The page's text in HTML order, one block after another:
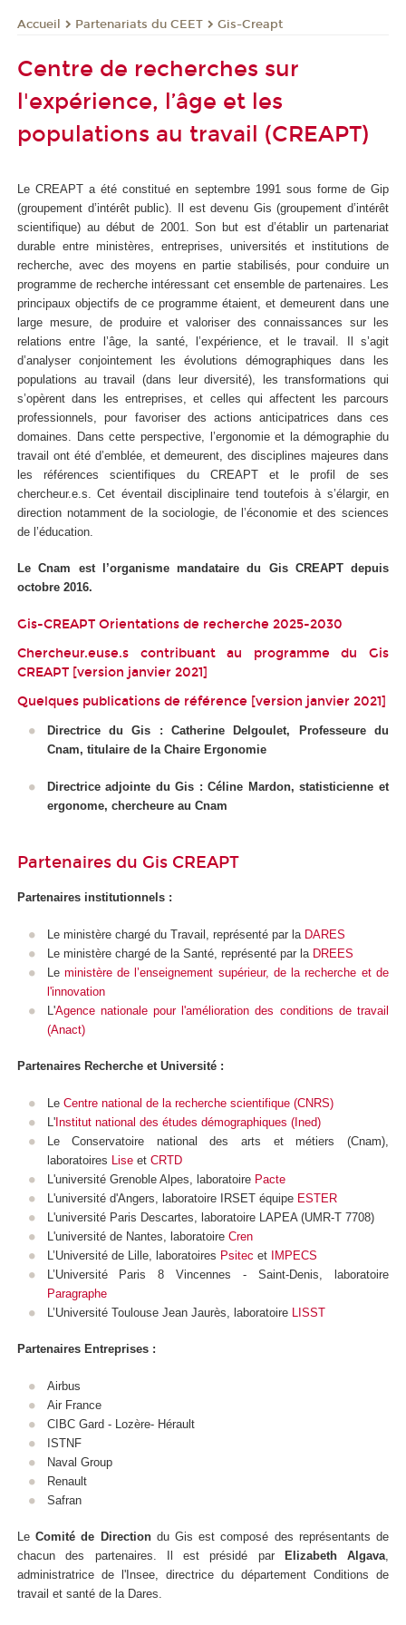
Accueil Partenariats du CEET Gis-Creapt
Centre de recherches sur
l'expérience, l’âge et les
populations au travail (CREAPT)
Le CREAPT a été constitué en septembre 1991 sous forme de Gip
(groupement d’intérêt public). Il est devenu Gis (groupement d’intérêt
scientifique) au début de 2001. Son but est d’établir un partenariat
durable entre ministères, entreprises, universités et institutions de
recherche, avec des moyens en partie stabilisés, pour conduire un
programme de recherche intéressant cet ensemble de partenaires. Les
principaux objectifs de ce programme étaient, et demeurent dans une
large mesure, de produire et valoriser des connaissances sur les
relations entre l’âge, la santé, l’expérience, et le travail. Il s’agit
d’analyser conjointement les évolutions démographiques dans les
populations au travail (dans leur diversité), les transformations qui
s’opèrent dans les entreprises, et celles qui affectent les parcours
professionnels, pour favoriser des actions anticipatrices dans ces
domaines. Dans cette perspective, l’ergonomie et la démographie du
travail ont été d’emblée, et demeurent, des disciplines majeures dans
les références scientifiques du CREAPT et le profil de ses
chercheur.e.s. Cet éventail disciplinaire tend toutefois à s’élargir, en
direction notamment de la sociologie, de l’économie et des sciences
de l’éducation.
Le Cnam est l’organisme mandataire du Gis CREAPT depuis
octobre 2016.
Gis-CREAPT Orientations de recherche 2025-2030
Chercheur.euse.s contribuant au programme du Gis
CREAPT [version janvier 2021]
Quelques publications de référence [version janvier 2021]
Directrice du Gis : Catherine Delgoulet, Professeure du
Cnam, titulaire de la Chaire Ergonomie
Directrice adjointe du Gis : Céline Mardon, statisticienne et
ergonome, chercheure au Cnam
Partenaires du Gis CREAPT
Partenaires institutionnels :
Le ministère chargé du Travail, représenté par la DARES
Le ministère chargé de la Santé, représenté par la DREES
Le ministère de l’enseignement supérieur, de la recherche et de
l'innovation
L'Agence nationale pour l'amélioration des conditions de travail
(Anact)
Partenaires Recherche et Université :
Le Centre national de la recherche scientifique (CNRS)
L'Institut national des études démographiques (Ined)
Le Conservatoire national des arts et métiers (Cnam),
laboratoires Liseet CRTD
L'université Grenoble Alpes, laboratoire Pacte
L'université d'Angers, laboratoire IRSET équipe ESTER
L'université Paris Descartes, laboratoire LAPEA (UMR-T 7708)
L'université de Nantes, laboratoire Cren
L’Université de Lille, laboratoires Psitec et IMPECS
L’Université Paris 8 Vincennes - Saint-Denis, laboratoire
Paragraphe
L’Université Toulouse Jean Jaurès, laboratoire LISST
Partenaires Entreprises :
Airbus
Air France
CIBC Gard - Lozère- Hérault
ISTNF
Naval Group
Renault
Safran
LeComité de Directiondu Gis est composé des représentants de
chacun des partenaires. Il est présidé par
Elizabeth Algava,
administratrice de l'Insee, directrice du département Conditions de
travail et santé de la Dares.